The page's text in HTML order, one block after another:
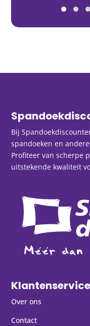
Bij
spandoeken en
Profiteer van scherpe
uitstekende kwaliteit
Klantenservice
Over ons
Contact